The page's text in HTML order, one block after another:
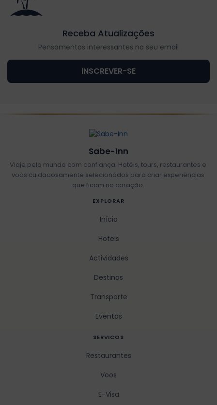
Receba Atualizações
Pensamentos interessantes no seu email
INSCREVER-SE
Sabe-Inn
Viaje pelo mundo com confiança. Hotéis, tours, restaurantes e
voos cuidadosamente selecionados para criar experiências
que ficam no coração.
EXPLORAR
Início
Hoteis
Actividades
Destinos
Transporte
Eventos
SERVICOS
Restaurantes
Voos
E-Visa